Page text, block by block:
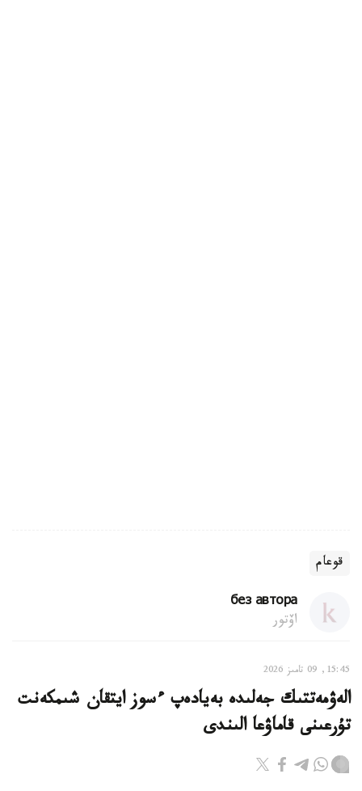
قوعام
без автора
اۆتور
15:45, 09 تامىز 2026
الەۋمەتتىك جەلىدە بەيادەپ ءسوز ايتقان شىمكەنت
تۇرعىنى قاماۋعا الىندى